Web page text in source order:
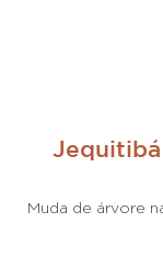
Jequitibá
Muda de árvore